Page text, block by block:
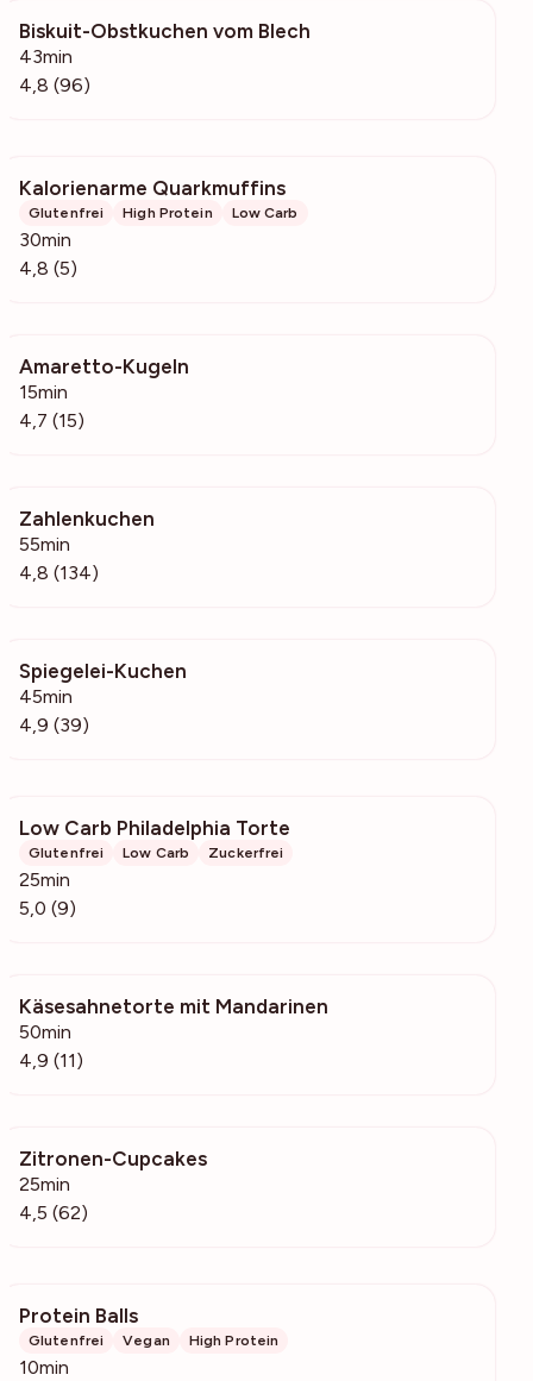
Biskuit-Obstkuchen vom Blech
43min
4,8 (96)
Kalorienarme Quarkmuffins
Glutenfrei High Protein Low Carb
30min
4,8 (5)
Amaretto-Kugeln
15min
4,7 (15)
Zahlenkuchen
55min
4,8 (134)
Spiegelei-Kuchen
45min
4,9 (39)
Low Carb Philadelphia Torte
Glutenfrei Low Carb Zuckerfrei
25min
5,0 (9)
Käsesahnetorte mit Mandarinen
50min
4,9 (11)
Zitronen-Cupcakes
25min
4,5 (62)
Protein Balls
Glutenfrei Vegan High Protein
10min